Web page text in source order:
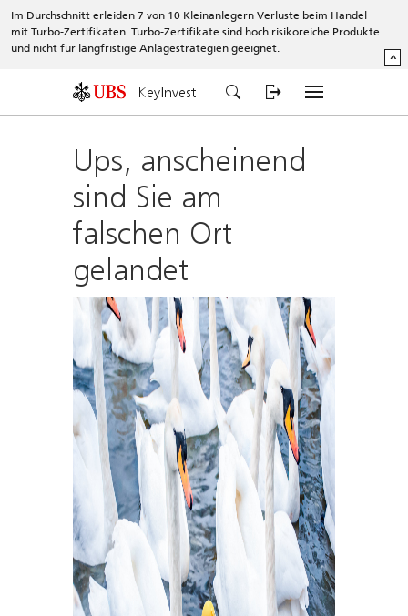
Im Durchschnitt erleiden 7 von 10 Kleinanlegern Verluste beim Handel
mit Turbo-Zertifikaten. Turbo-Zertifikate sind hoch risikoreiche Produkte
und nicht für langfristige Anlagestrategien geeignet.
^
KeyInvest
Ups, anscheinend
sind Sie am
falschen Ort
gelandet